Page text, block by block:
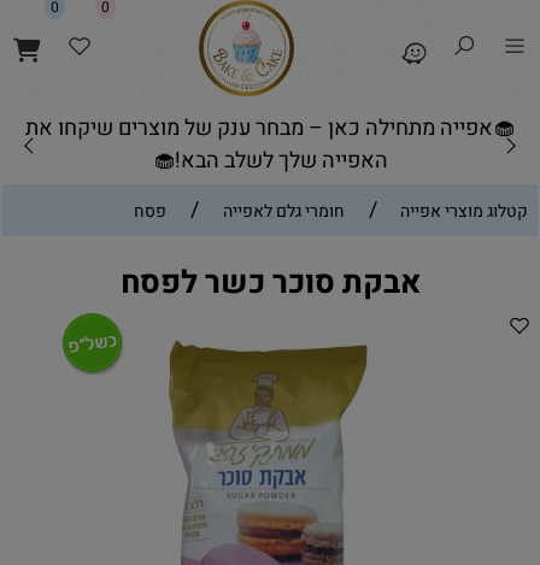
🧁אפייה מתחילה כאן – מבחר ענק של מוצרים שיקחו את
האפייה שלך לשלב הבא!🧁
0 0
קטלוג מוצרי אפייה / חומרי גלם לאפייה / פסח
אבקת סוכר כשר לפסח